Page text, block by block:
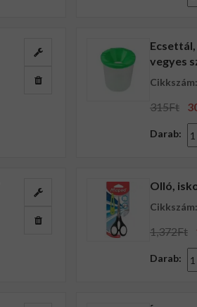
vegyes
315Ft
Darab:
Olló,
1,372Ft
Darab: